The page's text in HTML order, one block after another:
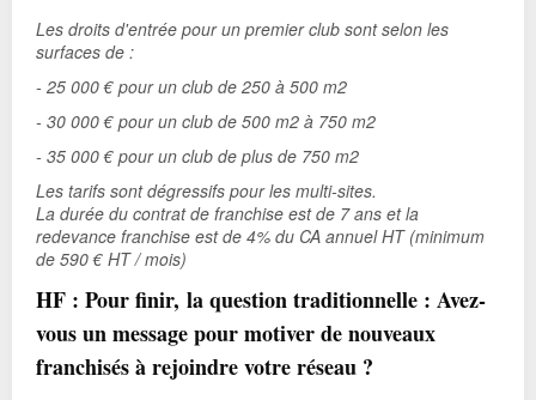
Les droits d'entrée pour un premier club sont selon les
surfaces de :
- 25 000 € pour un club de 250 à 500 m2
- 30 000 € pour un club de 500 m2 à 750 m2
- 35 000 € pour un club de plus de 750 m2
Les tarifs sont dégressifs pour les multi-sites.
La durée du contrat de franchise est de 7 ans et la
redevance franchise est de 4% du CA annuel HT (minimum
de 590 € HT / mois)
HF : Pour finir, la question traditionnelle : Avez-
vous un message pour motiver de nouveaux
franchisés à rejoindre votre réseau ?